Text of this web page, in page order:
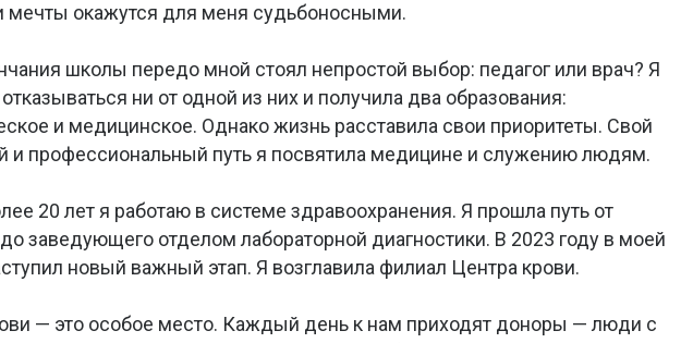
мечты окажутся для меня судьбоносными.
школы передо мной стоял непростой выбор: педагог или врач? Я
ни от одной из них и получила два образования:
и медицинское. Однако жизнь расставила свои приоритеты. Свой
и профессиональный путь я посвятила медицине и служению людям.
20 лет я работаю в системе здравоохранения. Я прошла путь от
заведующего отделом лабораторной диагностики. В 2023 году в моей
новый важный этап. Я возглавила филиал Центра крови.
— это особое место. Каждый день к нам приходят доноры — люди с